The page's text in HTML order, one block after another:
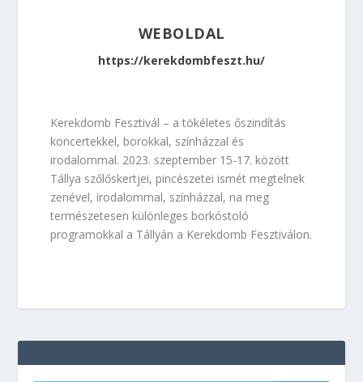
WEBOLDAL
https://kerekdombfeszt.hu/
Kerekdomb Fesztivál – a tökéletes őszindítás
koncertekkel, borokkal, színházzal és
irodalommal. 2023. szeptember 15-17. között
Tállya szőlőskertjei, pincészetei ismét megtelnek
zenével, irodalommal, színházzal, na meg
természetesen különleges borkóstoló
programokkal a Tállyán a Kerekdomb Fesztiválon.